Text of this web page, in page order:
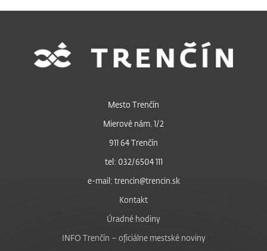
Mesto Trenčín
Mierové nám. 1/2
911 64 Trenčín
tel: 032/6504 111
e-mail: trencin@trencin.sk
Kontakt
Úradné hodiny
INFO Trenčín – oficiálne mestské noviny